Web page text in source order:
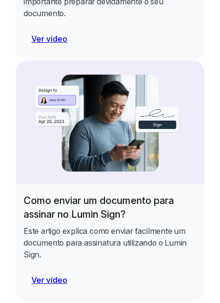
documento.
Ver vídeo
Como enviar um documento para
assinar no Lumin Sign?
Este artigo explica como enviar facilmente um
documento para assinatura utilizando o Lumin
Sign.
Ver vídeo